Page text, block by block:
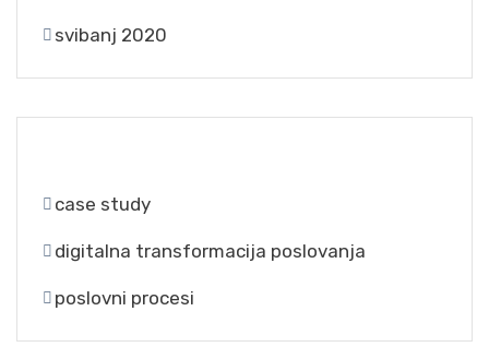
svibanj 2020
case study
digitalna transformacija poslovanja
poslovni procesi